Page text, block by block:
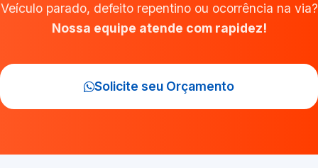
Veículo parado, defeito repentino ou ocorrência na via?
Nossa equipe atende com rapidez!
Solicite seu Orçamento